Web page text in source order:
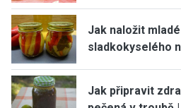
Jak naložit
sladkokyselého
Jak připravit